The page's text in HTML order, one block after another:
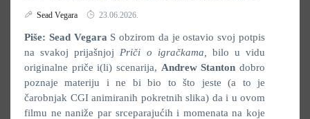
Sead Vegara 23.06.2026.
Piše: Sead Vegara S obzirom da je ostavio svoj potpis
na svakoj prijašnjoj Priči o igračkama, bilo u vidu
originalne priče i(li) scenarija, Andrew Stanton dobro
poznaje materiju i ne bi bio to što jeste (a to je
čarobnjak CGI animiranih pokretnih slika) da i u ovom
filmu ne naniže par srceparajućih i momenata na koje